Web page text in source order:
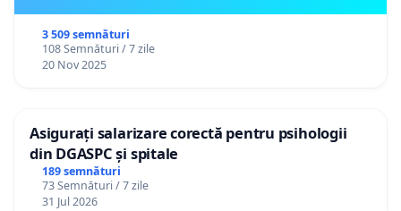
3 509 semnături
108 Semnături / 7 zile
20 Nov 2025
Asigurați salarizare corectă pentru psihologii
din DGASPC și spitale
189 semnături
73 Semnături / 7 zile
31 Jul 2026